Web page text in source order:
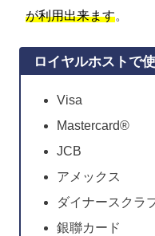
が利用出来ます。
ロイヤルホストで
Visa
Mastercard®
JCB
アメックス
ダイナースクラ
銀聯カード